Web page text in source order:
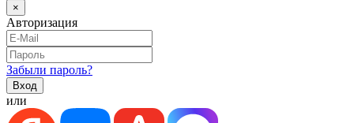
×
Авторизация
Забыли пароль?
или